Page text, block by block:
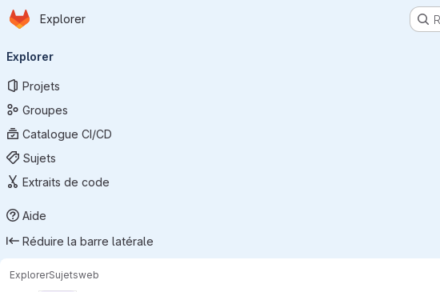
Passer au contenu principal
Page d'accueil
Explorer
principale
Explorer
Projets
Groupes
Catalogue CI/CD
Sujets
Extraits de code
Aide
Réduire la barre latérale
ExplorerSujetsweb